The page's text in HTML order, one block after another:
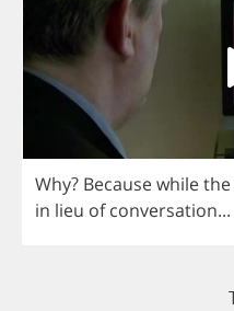
Why? Becausewhilethe
in lieu of conversation...